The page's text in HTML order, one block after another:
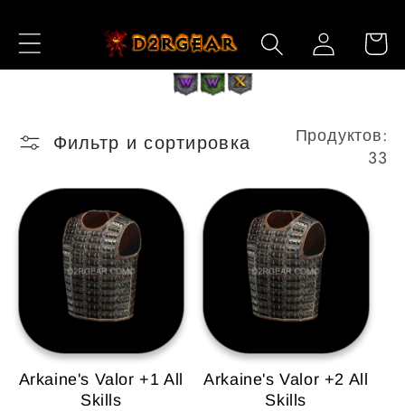
контенту Войти
Фильтр и сортировка
Продуктов:
33
Arkaine's Valor +1 All
Skills
Arkaine's Valor +2 All
Skills